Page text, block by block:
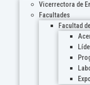
Vicerrectora de
Facultades
Facultad